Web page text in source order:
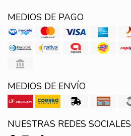
MEDIOS DE PAGO
MEDIOS DE ENVÍO
NUESTRAS REDES SOCIALES